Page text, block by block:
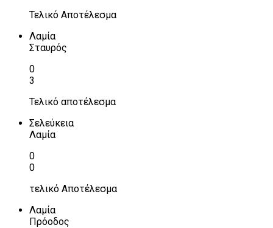
Τελικό Αποτέλεσμα
Λαμία
Σταυρός
0
3
Τελικό αποτέλεσμα
Σελεύκεια
Λαμία
0
0
τελικό Αποτέλεσμα
Λαμία
Πρόοδος